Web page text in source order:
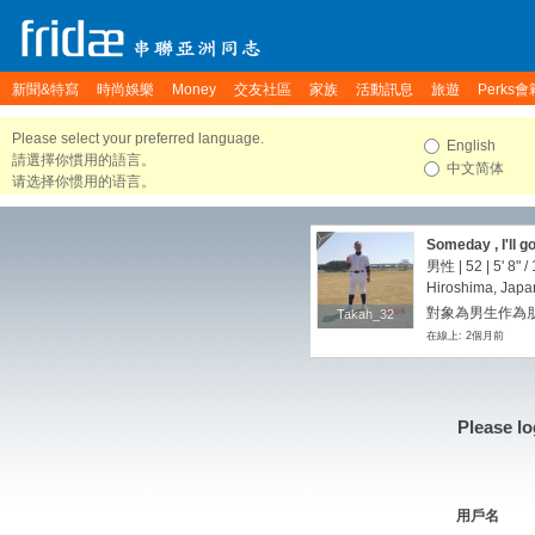
新聞&特寫 時尚娛樂 Money 交友社區 家族 活動訊息 旅遊 Perks會
Please select your preferred language.
請選擇你慣用的語言。
请选择你惯用的语言。
English
中文简体
Takah_32
Takah_32
Someday , I'll
男性 | 52 | 5' 8" /
Hiroshima,
對象為男生作為
在線上: 2個月前
Please
用戶名